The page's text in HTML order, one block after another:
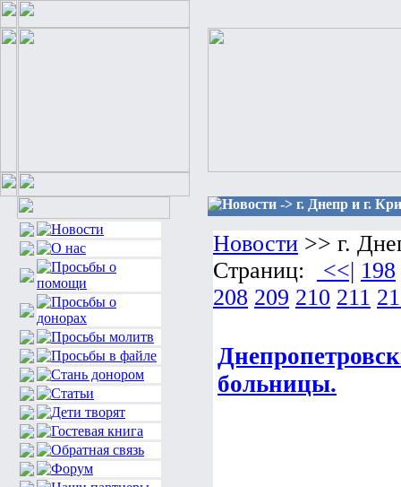
Новости -> г. Днепр и г.
Новости >> г.
Страниц:
<<| 198
208 209 210 211
больницы.